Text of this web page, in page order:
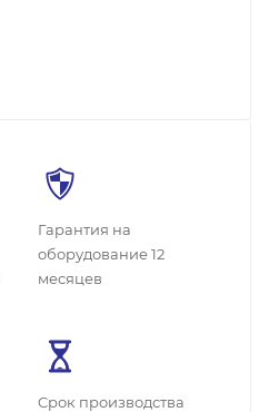
Гарантия на
оборудование 12
месяцев
Cрок производства